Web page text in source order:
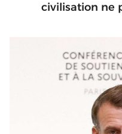
civilisation ne